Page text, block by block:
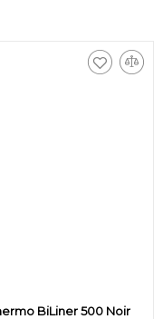
BiLiner 500 Noir